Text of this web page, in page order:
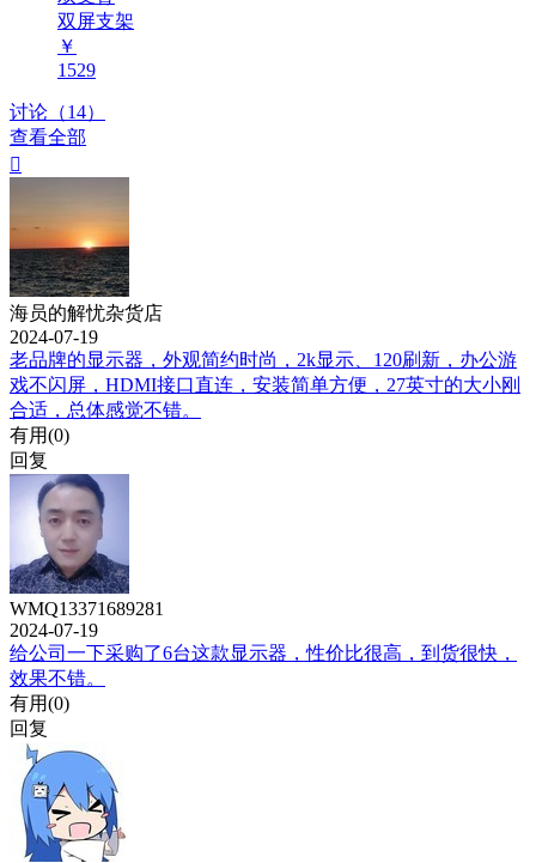
双屏支架
￥
1529
讨论（14）
查看全部

海员的解忧杂货店
2024-07-19
老品牌的显示器，外观简约时尚，2k显示、120刷新，办公游
戏不闪屏，HDMI接口直连，安装简单方便，27英寸的大小刚
合适，总体感觉不错。
有用(0)
回复
WMQ13371689281
2024-07-19
给公司一下采购了6台这款显示器，性价比很高，到货很快，
效果不错。
有用(0)
回复